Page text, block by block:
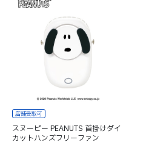
スヌーピー PEANUTS 首掛けダイ
カットハンズフリーファン